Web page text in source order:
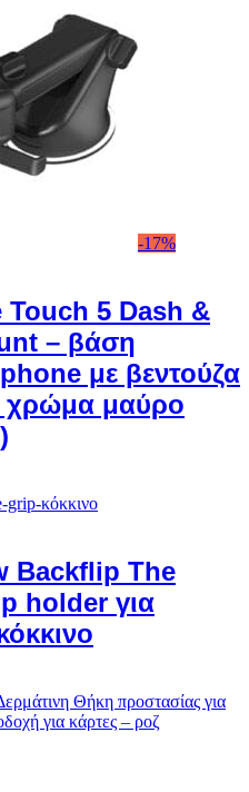
-17%
5 Dash &
– βάση
με βεντούζα
χρώμα μαύρο
Backflip The
holder για